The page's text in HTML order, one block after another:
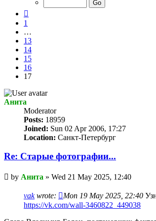
1
…
13
14
15
16
17
Анита
Мoderator
Posts: 18959
Joined: Sun 02 Apr 2006, 17:27
Location: Санкт-Петербург
Re: Старые фотографии...
Unread
post
by Анита » Wed 21 May 2025, 12:40
vakwrote: Mon 19 May 2025, 22:40
https://vk.com/wall-3460822_449038